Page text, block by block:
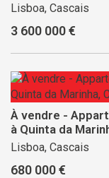
Lisboa, Cascais
3 600 000 €
À vendre -
à Quinta da
Lisboa, Cascais
680 000 €